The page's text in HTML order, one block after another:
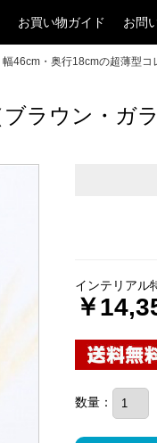
お買い物ガイド お問
幅46cm・奥行18cmの超薄型コ
ラウン・ガラ
インテリアル
￥
数量：